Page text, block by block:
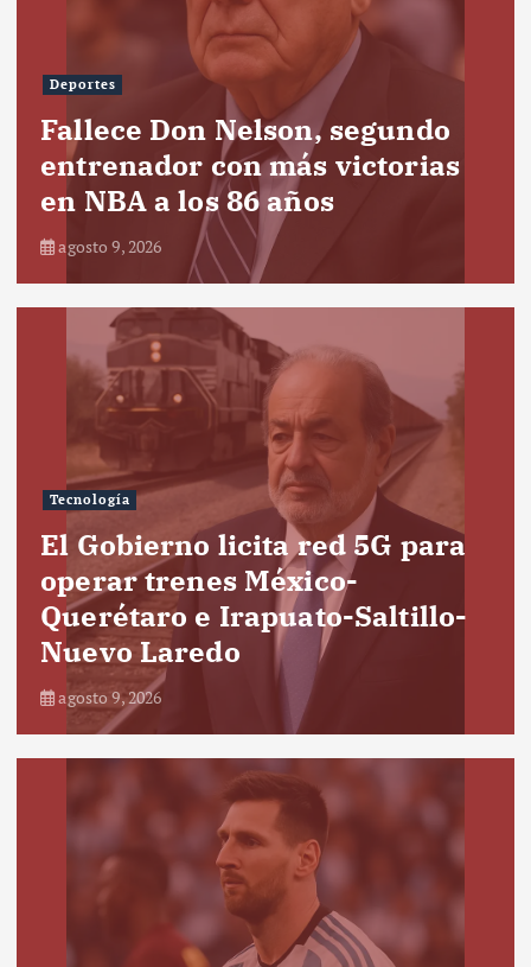
Deportes
Fallece Don Nelson, segundo
entrenador con más victorias
en NBA a los 86 años
agosto 9, 2026
Tecnología
El Gobierno licita red 5G para
operar trenes México-
Querétaro e Irapuato-Saltillo-
Nuevo Laredo
agosto 9, 2026